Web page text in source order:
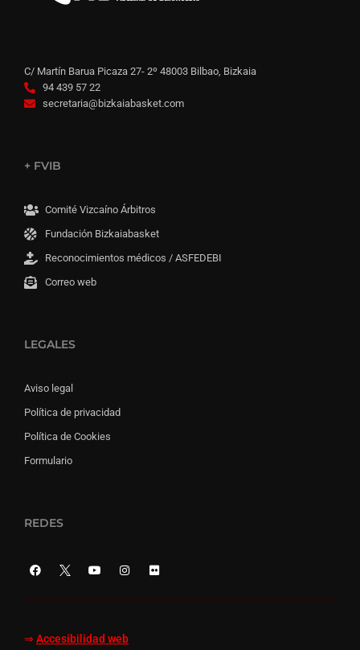
C/ Martín Barua Picaza 27- 2º 48003 Bilbao, Bizkaia
94 439 57 22
secretaria@bizkaiabasket.com
+ FVIB
Comité Vizcaíno Árbitros
Fundación Bizkaiabasket
Reconocimientos médicos / ASFEDEBI
Correo web
LEGALES
Aviso legal
Política de privacidad
Política de Cookies
Formulario
REDES
⇒ Accesibilidad web